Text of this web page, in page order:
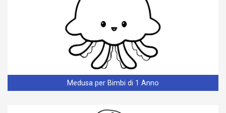
Medusa per Bimbi di 1 Anno